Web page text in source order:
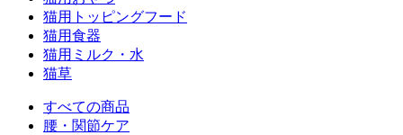
猫用トッピングフード
猫用食器
猫用ミルク・水
猫草
すべての商品
腰・関節ケア